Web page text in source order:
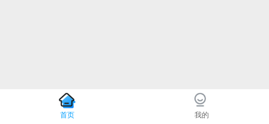
首页 我的